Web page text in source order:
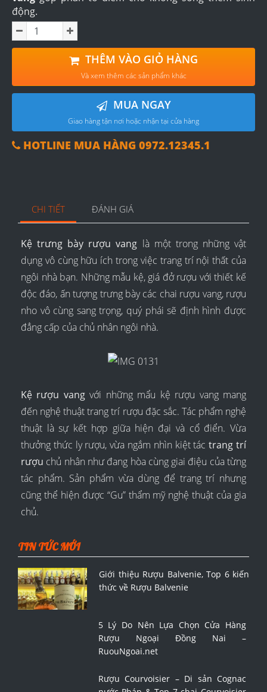
động.
THÊM VÀO GIỎ HÀNG
Và xem thêm các sản phẩm khác
MUA NGAY
Giao hàng tận nơi hoặc nhận tại cửa hàng
HOTLINE MUA HÀNG 0972.12345.1
CHI TIẾT ĐÁNH GIÁ
Kệ trưng bày rượu vang là một trong những vật
dụng vô cùng hữu ích trong việc trang trí nội thất của
ngôi nhà bạn. Những mẫu kệ, giá đở rượu với thiết kế
độc đáo, ấn tượng trưng bày các chai rượu vang, rượu
nho vô cùng sang trọng, quý phái sẽ định hình được
đẳng cấp của chủ nhân ngôi nhà.
Kệ rượu vangvới những mẩu kệ rượu vang mang
đến nghệ thuật trang trí rượu đặc sắc. Tác phẩm nghệ
thuật là sự kết hợp giữa hiện đại và cổ điển. Vừa
thưởng thức ly rượu, vừa ngắm nhìn kiệt táctrang trí
rượu chủ nhân như đang hòa cùng giai điệu của từng
tác phẩm. Sản phẩm vừa dùng để trang trí nhưng
cũng thể hiện được “Gu” thẩm mỹ nghệ thuật của gia
chủ.
TIN TỨC MỚI
Giới thiệu Rượu Balvenie, Top 6 kiến
thức về Rượu Balvenie
5 Lý Do Nên Lựa Chọn Cửa Hàng
Rượu Ngoại Đồng Nai –
RuouNgoai.net
Rượu Courvoisier – Di sản Cognac